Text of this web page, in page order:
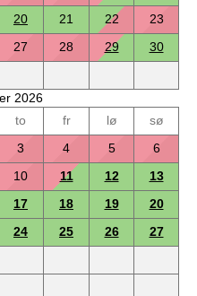
20 21 22
23
27 28 29
30
2026
to fr lø
sø
3 4 5
6
10 11 12
13
17 18 19
20
24 25 26
27